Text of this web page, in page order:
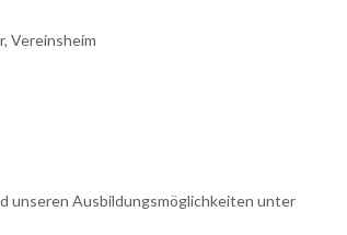
Vereinsheim
unseren Ausbildungsmöglichkeiten unter